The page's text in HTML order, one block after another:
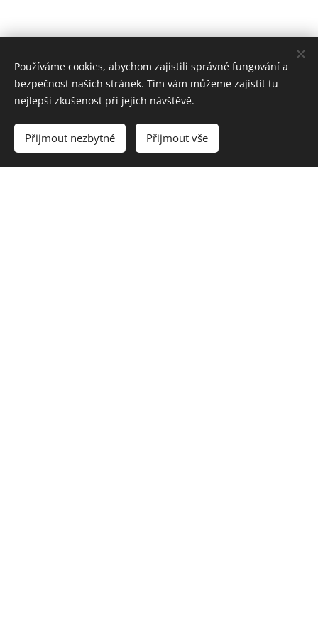
Používáme cookies, abychom zajistili správné fungování a
bezpečnost našich stránek. Tím vám můžeme zajistit tu
nejlepší zkušenost při jejich návštěvě.
Přijmout nezbytné Přijmout vše